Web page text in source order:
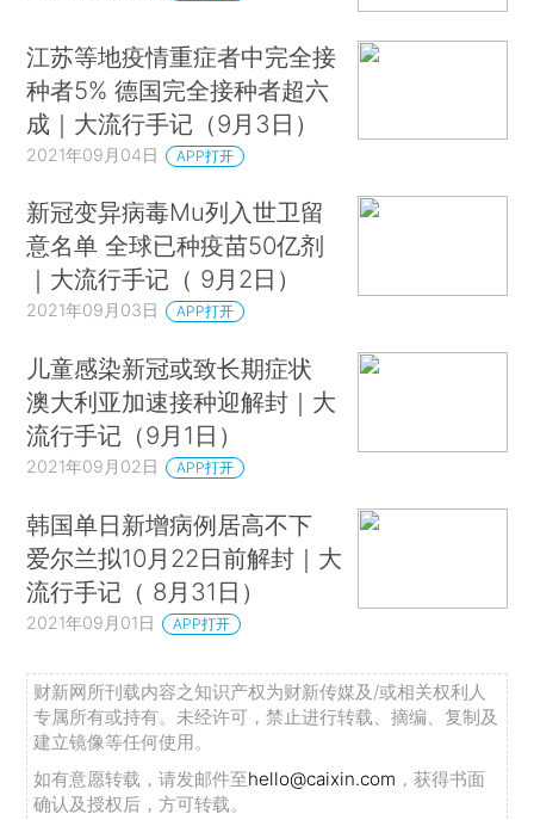
江苏等地疫情重症者中完全接
种者5% 德国完全接种者超六
成｜大流行手记（9月3日）
2021年09月04日 APP打开
新冠变异病毒Mu列入世卫留
意名单 全球已种疫苗50亿剂
｜大流行手记（ 9月2日）
2021年09月03日 APP打开
儿童感染新冠或致长期症状
澳大利亚加速接种迎解封｜大
流行手记（9月1日）
2021年09月02日 APP打开
韩国单日新增病例居高不下
爱尔兰拟10月22日前解封｜大
流行手记（ 8月31日）
2021年09月01日 APP打开
财新网所刊载内容之知识产权为财新传媒及/或相关权利人
专属所有或持有。未经许可，禁止进行转载、摘编、复制及
建立镜像等任何使用。
如有意愿转载，请发邮件至hello@caixin.com ，获得书面
确认及授权后，方可转载。